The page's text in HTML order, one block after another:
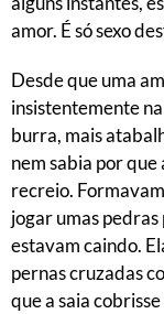
amor. É só sexo
Desde que uma
insistentemente
burra, mais
nem sabia por
recreio.
jogar umas
estavam caindo.
pernas cruzadas
que a saia